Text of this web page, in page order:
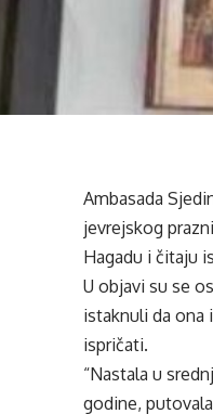
Ambasada
jevrejskog
Hagadu i čitaju
U objavi su se
istaknuli da ona
ispričati.
“Nastala u
godine,